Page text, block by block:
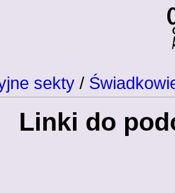
sekty /
Linki do